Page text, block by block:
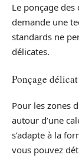
Le ponçage
demande une
standards ne
délicates.
Ponçage délicat
Pour les zones
autour d’une
s’adapte à la
vous pouvez